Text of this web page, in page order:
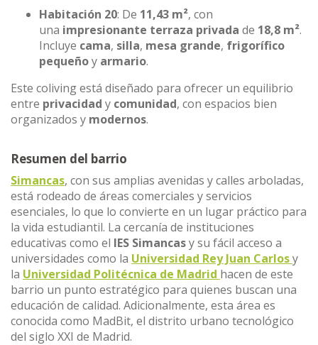
Habitación 20: De 11,43 m², con
una impresionante terraza privada de 18,8 m².
Incluye cama, silla, mesa grande, frigorífico
pequeñoy armario.
Este coliving está diseñado para ofrecer un equilibrio
entre privacidad y comunidad, con espacios bien
organizados y modernos.
Resumen del barrio
Simancas, con sus amplias avenidas y calles arboladas,
está rodeado de áreas comerciales y servicios
esenciales, lo que lo convierte en un lugar práctico para
la vida estudiantil. La cercanía de instituciones
educativas como el IES Simancasy su fácil acceso a
universidades como la Universidad Rey Juan Carlosy
la Universidad Politécnica de Madrid hacen de este
barrio un punto estratégico para quienes buscan una
educación de calidad. Adicionalmente, esta área es
conocida como MadBit, el distrito urbano tecnológico
del siglo XXI de Madrid.